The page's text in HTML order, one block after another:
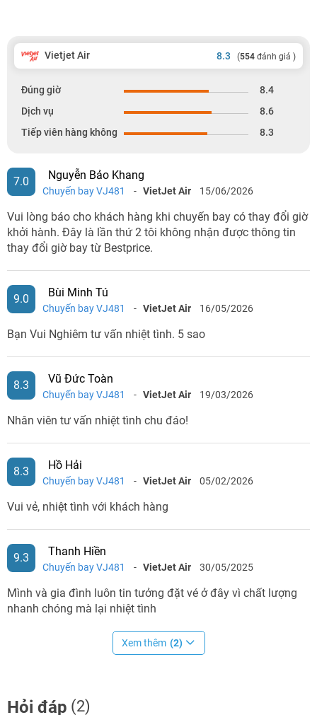
Vietjet Air 8.3 (554 đánh giá )
Đúng giờ
8.4
Dịch vụ
8.6
Tiếp viên hàng không
8.3
7.0 Nguyễn Bảo Khang
Chuyến bay VJ481 - VietJet Air 15/06/2026
Vui lòng báo cho khách hàng khi chuyến bay có thay đổi giờ
khởi hành. Đây là lần thứ 2 tôi không nhận được thông tin
thay đổi giờ bay từ Bestprice.
9.0 Bùi Minh Tú
Chuyến bay VJ481 - VietJet Air 16/05/2026
Bạn Vui Nghiêm tư vấn nhiệt tình. 5 sao
8.3 Vũ Đức Toàn
Chuyến bay VJ481 - VietJet Air 19/03/2026
Nhân viên tư vấn nhiệt tình chu đáo!
8.3 Hồ Hải
Chuyến bay VJ481 - VietJet Air 05/02/2026
Vui vẻ, nhiệt tình với khách hàng
9.3 Thanh Hiền
Chuyến bay VJ481 - VietJet Air 30/05/2025
Mình và gia đình luôn tin tưởng đặt vé ở đây vì chất lượng
nhanh chóng mà lại nhiệt tình
Xem thêm (2)
Hỏi đáp (2)